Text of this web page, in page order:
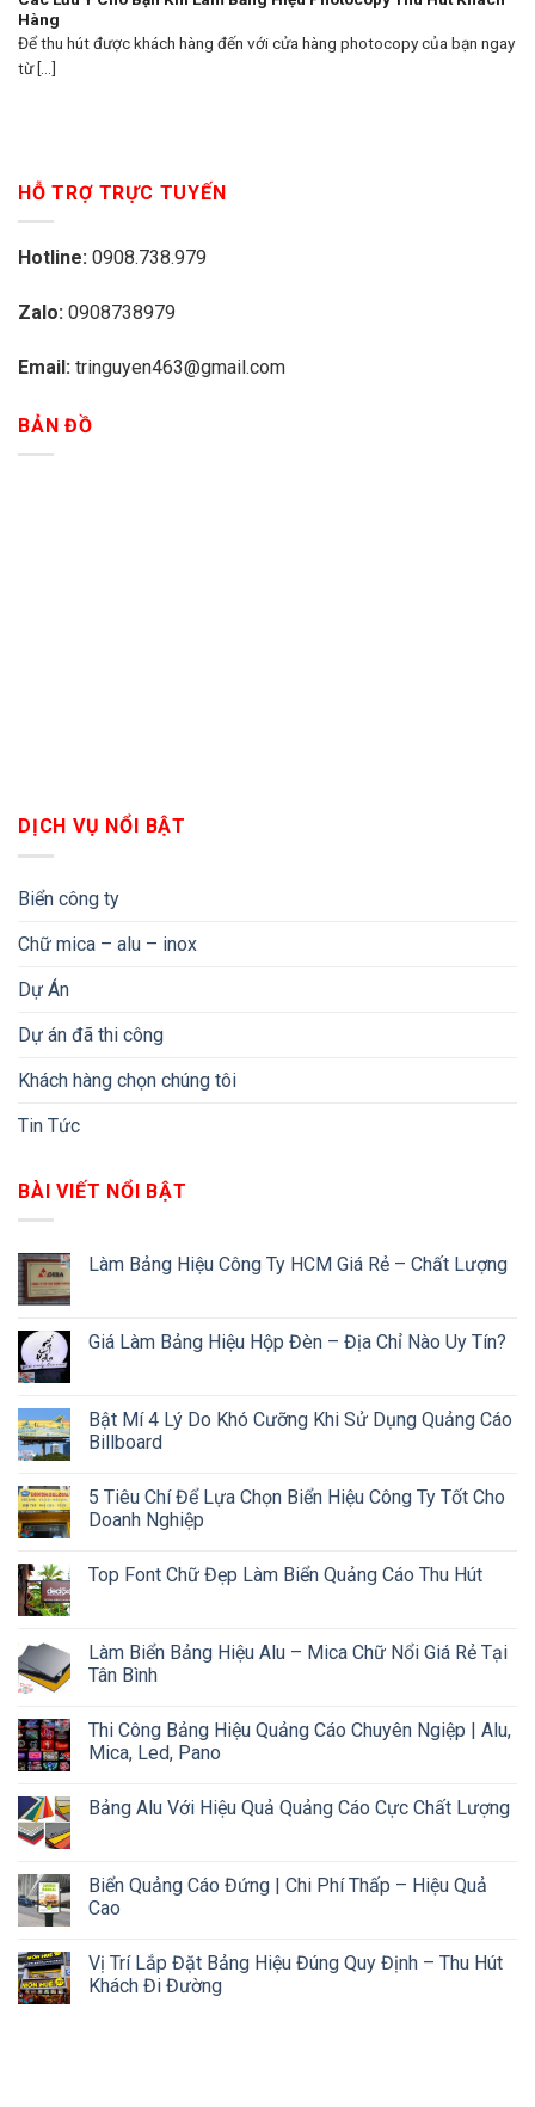
Hàng
Để thu hút được khách hàng đến với cửa hàng photocopy của bạn ngay
từ [...]
HỖ TRỢ TRỰC TUYẾN
Hotline: 0908.738.979
Zalo: 0908738979
Email: tringuyen463@gmail.com
BẢN ĐỒ
DỊCH VỤ NỔI BẬT
Biển công ty
Chữ mica – alu – inox
Dự Án
Dự án đã thi công
Khách hàng chọn chúng tôi
Tin Tức
BÀI VIẾT NỔI BẬT
Làm Bảng Hiệu Công Ty HCM Giá Rẻ – Chất Lượng
Giá Làm Bảng Hiệu Hộp Đèn – Địa Chỉ Nào Uy Tín?
Bật Mí 4 Lý Do Khó Cưỡng Khi Sử Dụng Quảng Cáo
Billboard
5 Tiêu Chí Để Lựa Chọn Biển Hiệu Công Ty Tốt Cho
Doanh Nghiệp
Top Font Chữ Đẹp Làm Biển Quảng Cáo Thu Hút
Làm Biển Bảng Hiệu Alu – Mica Chữ Nổi Giá Rẻ Tại
Tân Bình
Thi Công Bảng Hiệu Quảng Cáo Chuyên Ngiệp | Alu,
Mica, Led, Pano
Bảng Alu Với Hiệu Quả Quảng Cáo Cực Chất Lượng
Biển Quảng Cáo Đứng | Chi Phí Thấp – Hiệu Quả
Cao
Vị Trí Lắp Đặt Bảng Hiệu Đúng Quy Định – Thu Hút
Khách Đi Đường